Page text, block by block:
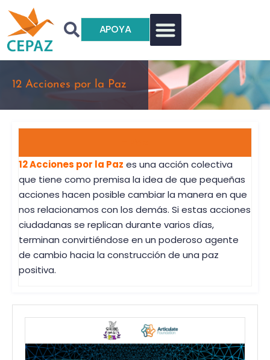
APOYA
12 Acciones por la Paz
12 Acciones por la Paz es una acción colectiva
que tiene como premisa la idea de que pequeñas
acciones hacen posible cambiar la manera en que
nos relacionamos con los demás. Si estas acciones
ciudadanas se replican durante varios días,
terminan convirtiéndose en un poderoso agente
de cambio hacia la construcción de una paz
positiva.